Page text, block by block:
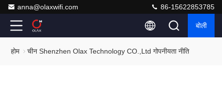
anna@olaxwifi.com 86-15622853785
बोली
होम चीन Shenzhen Olax Technology CO.,Ltd गोपनीयता नीति